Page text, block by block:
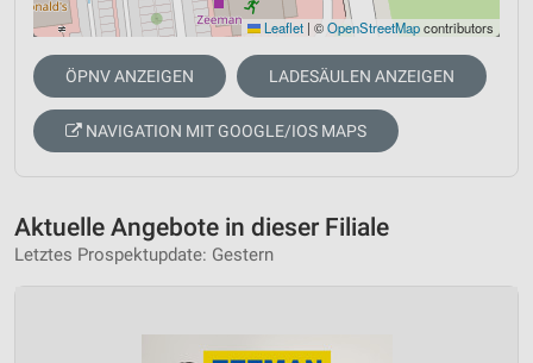
Leaflet | ©OpenStreetMapcontributors
ÖPNV ANZEIGEN LADESÄULEN ANZEIGEN
NAVIGATION MIT GOOGLE/IOS MAPS
Aktuelle Angebote in dieser Filiale
Letztes Prospektupdate: Gestern